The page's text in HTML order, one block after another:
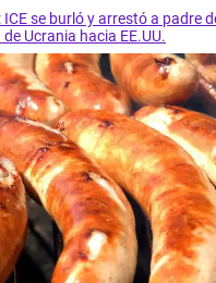
se burló y arrestó a padre
Ucrania hacia EE.UU.